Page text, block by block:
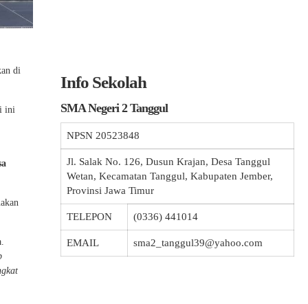
di
ini
Info Sekolah
SMA Negeri 2 Tanggul
NPSN 20523848
Jl. Salak No. 126, Dusun Krajan, Desa Tanggul
Wetan, Kecamatan Tanggul, Kabupaten Jember,
Provinsi Jawa Timur
TELEPON (0336) 441014
EMAIL sma2_tanggul39@yahoo.com